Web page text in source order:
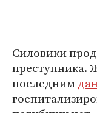
Силовики
преступника.
последним